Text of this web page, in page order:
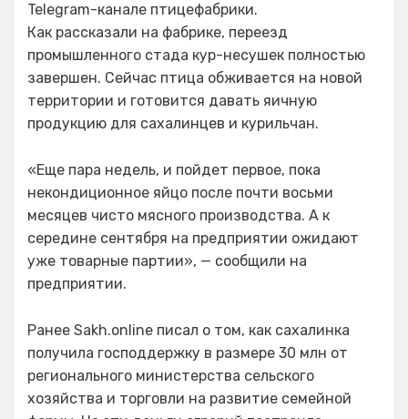
Telegram-канале птицефабрики.
Как рассказали на фабрике, переезд
промышленного стада кур-несушек полностью
завершен. Сейчас птица обживается на новой
территории и готовится давать яичную
продукцию для сахалинцев и курильчан.
«Еще пара недель, и пойдет первое, пока
некондиционное яйцо после почти восьми
месяцев чисто мясного производства. А к
середине сентября на предприятии ожидают
уже товарные партии», — сообщили на
предприятии.
Ранее Sakh.online писал о том, как сахалинка
получила господдержку в размере 30 млн от
регионального министерства сельского
хозяйства и торговли на развитие семейной